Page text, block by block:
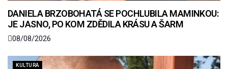
DANIELA BRZOBOHATÁ SE POCHLUBILA MAMINKOU:
JE JASNO, PO KOM ZDĚDILA KRÁSU A ŠARM
08/08/2026
KULTURA